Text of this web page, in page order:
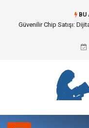
BU
Bahçe Çiti Kültürü ve